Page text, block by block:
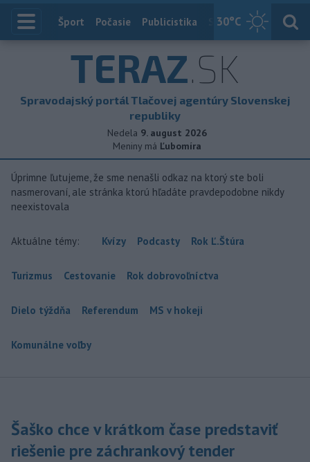
30°C
Index
Šport Počasie Publicistika Slovensko
TERAZ.SK
Spravodajský portál Tlačovej agentúry Slovenskej
republiky
Nedela 9. august 2026
Meniny má Ľubomíra
Úprimne ľutujeme, že sme nenašli odkaz na ktorý ste boli
nasmerovaní, ale stránka ktorú hľadáte pravdepodobne nikdy
neexistovala
Aktuálne témy: Kvízy Podcasty Rok Ľ.Štúra
Turizmus Cestovanie Rok dobrovoľníctva
Dielo týždňa Referendum MS v hokeji
Komunálne voľby
Šaško chce v krátkom čase predstaviť
riešenie pre záchrankový tender